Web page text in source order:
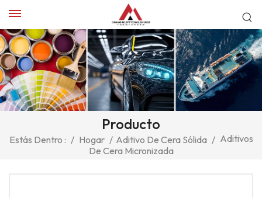
Producto
Estás Dentro : / Hogar / Aditivo De Cera Sólida / Aditivos
De Cera Micronizada